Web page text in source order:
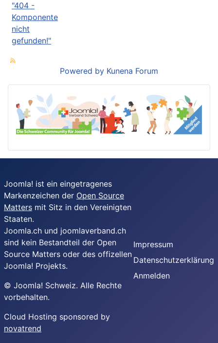
"404 -
Komponente
nicht
gefunden!"
Powered by Kunena Forum
Joomla! ist ein eingetragenes
Markenzeichen der Open Source
Matters mit Sitz in den Vereinigten
Staaten.
Joomla.ch und joomlaverband.ch
sind kein Bestandteil der Open
Source Matters oder des offizellen
Joomla! Projekts.
© Joomla! Schweiz. Alle Rechte
vorbehalten.
Cloud Hosting sponsored by
novatrend
Impressum
Datenschutzerklärung
Anmelden